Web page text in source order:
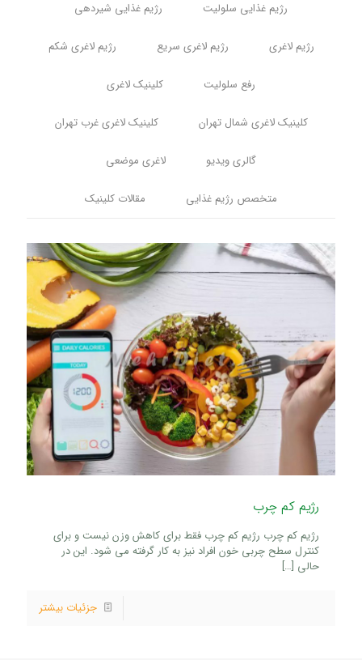
رژیم غذایی سلولیت رژیم غذایی شیردهی
رژیم لاغری رژیم لاغری سریع رژیم لاغری شکم
رفع سلولیت کلینیک لاغری
کلینیک لاغری شمال تهران کلینیک لاغری غرب تهران
گالری ویدیو لاغری موضعی
متخصص رژیم غذایی مقالات کلینیک
رژیم کم چرب
رژیم کم چرب رژیم کم چرب فقط برای کاهش وزن نیست و برای
کنترل سطح چربی خون افراد نیز به کار گرفته می شود. این در
حالی […]
جزئیات بیشتر